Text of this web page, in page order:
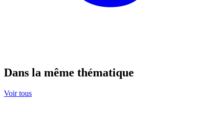
Dans la même thématique
Voir tous